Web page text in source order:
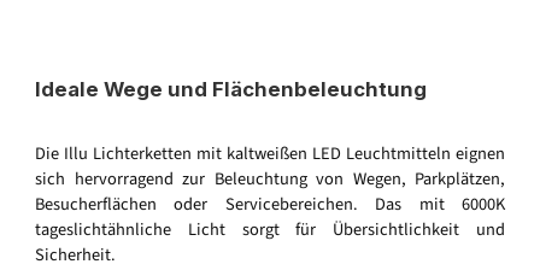
Ideale Wege und Flächenbeleuchtung
Die Illu Lichterketten mit kaltweißen LED Leuchtmitteln eignen
sich hervorragend zur Beleuchtung von Wegen, Parkplätzen,
Besucherflächen oder Servicebereichen. Das mit 6000K
tageslichtähnliche Licht sorgt für Übersichtlichkeit und
Sicherheit.